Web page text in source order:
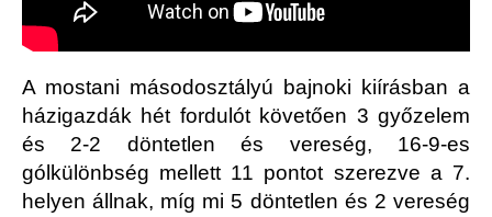
A mostani másodosztályú bajnoki kiírásban a
házigazdák hét fordulót követően 3 győzelem
és 2-2 döntetlen és vereség, 16-9-es
gólkülönbség mellett 11 pontot szerezve a 7.
helyen állnak, míg mi 5 döntetlen és 2 vereség